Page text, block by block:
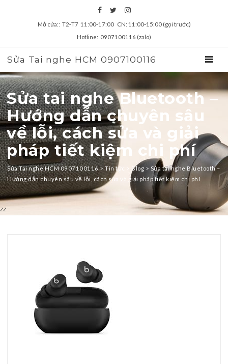
Mở cửa:: T2‑T7 11:00‑17:00 CN: 11:00‑15:00 (gọi trước)
Hotline: 0907100116 (zalo)
Sửa Tai nghe HCM 0907100116
Sửa tai nghe Bluetooth –
Hướng dẫn chuyên sâu
về lỗi, cách sửa và giải
pháp tiết kiệm chi phí
Sửa Tai nghe HCM 0907100116>Tin tức Blog > Sửa tai nghe Bluetooth –
Hướng dẫn chuyên sâu về lỗi, cách sửa và giải pháp tiết kiệm chi phí
zz